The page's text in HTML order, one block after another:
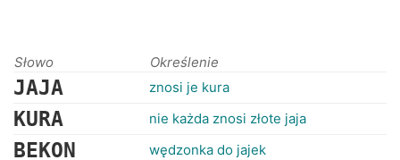
Słowo Określenie
JAJA znosi je kura
KURA nie każda znosi złote jaja
BEKON wędzonka do jajek